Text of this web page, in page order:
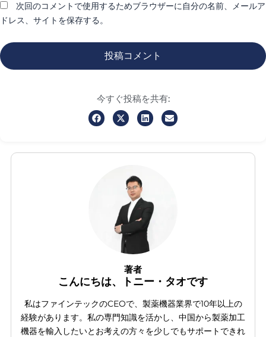
次回のコメントで使用するためブラウザーに自分の名前、メールア
ドレス、サイトを保存する。
今すぐ投稿を共有:
著者
こんにちは、トニー・タオです
私はファインテックのCEOで、製薬機器業界で10年以上の
経験があります。私の専門知識を活かし、中国から製薬加工
機器を輸入したいとお考えの方々を少しでもサポートできれ